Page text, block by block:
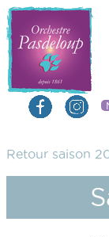
Retour saison